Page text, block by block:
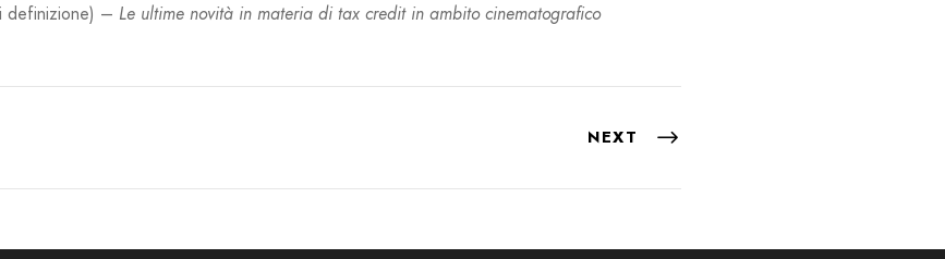
definizione) – Le ultime novità in materia di tax credit in ambito cinematografico
NEXT